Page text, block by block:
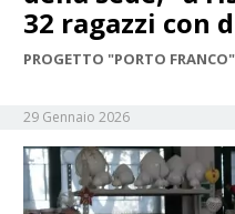
32 ragazzi con
PROGETTO "PORTO FRANCO"
29 Gennaio 2026